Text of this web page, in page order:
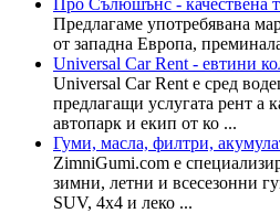
Предлагаме употребявана
от западна Европа,
Universal Car Rent - евтини
Universal Car Rent е сред
предлагащи услугата рент а
автопарк и екип от ко ...
Гуми, масла, филтри,
ZimniGumi.com е
зимни, летни и всесезонни
SUV, 4x4 и леко ...